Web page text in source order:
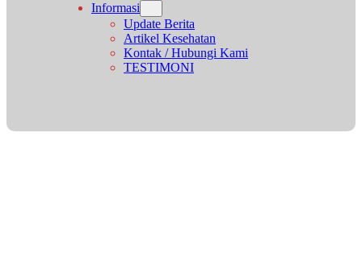
Informasi
Update Berita
Artikel Kesehatan
Kontak / Hubungi Kami
TESTIMONI